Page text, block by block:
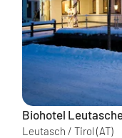
Biohotel
Leutasch / Tirol (AT)